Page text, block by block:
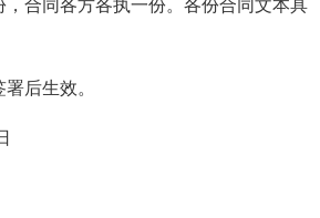
，合同各方各执一份。各份合同文本具
后生效。